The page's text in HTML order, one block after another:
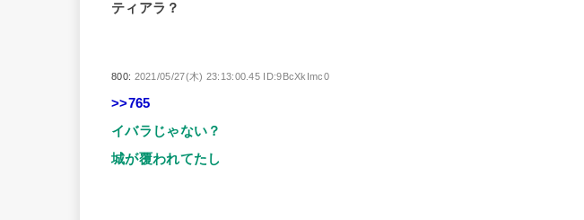
ティアラ？
800: 2021/05/27(木) 23:13:00.45 ID:9BcXkImc0
>>765
イバラじゃない？
城が覆われてたし